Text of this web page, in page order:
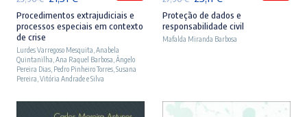
preço
original
era:
23,90 €.
preço
atual
é:
21,51 €.
Procedimentos extrajudiciais e
processos especiais em contexto
de crise
Lurdes Varregoso Mesquita Anabela
Quintanilha Ana Raquel Barbosa Ângelo
Pereira Dias Pedro Pinheiro Torres Susana
Pereira Vitória Andrade e Silva
preço
original
preço
atual
Proteção de dados e
responsabilidade civil
Mafalda Miranda Barbosa